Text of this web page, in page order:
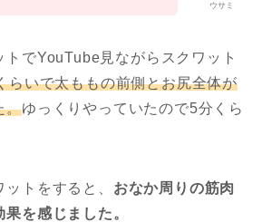
ウサミ
トでYouTube見ながらスクワット
らいで太ももの前側とお尻全体が
。ゆっくりやっていたので5分くら
トをすると、 おなか周りの筋肉
を感じました。